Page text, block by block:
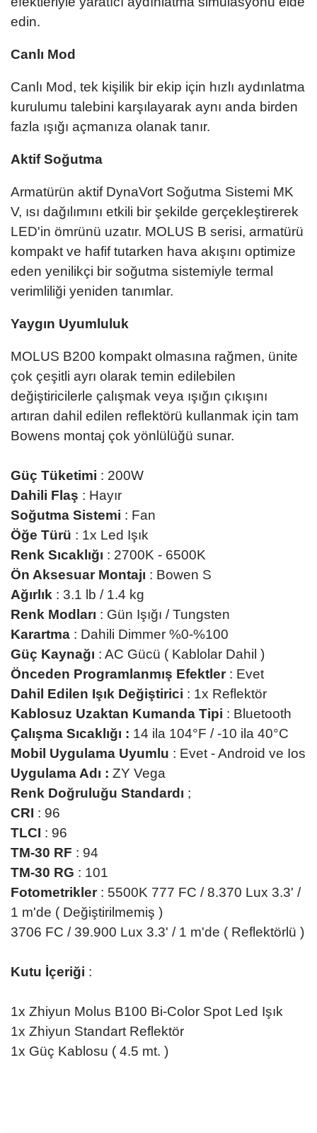
edin.
Canlı Mod
Canlı Mod, tek kişilik bir ekip için hızlı aydınlatma
kurulumu talebini karşılayarak aynı anda birden
fazla ışığı açmanıza olanak tanır.
Aktif Soğutma
Armatürün aktif DynaVort Soğutma Sistemi MK
V, ısı dağılımını etkili bir şekilde gerçekleştirerek
LED'in ömrünü uzatır. MOLUS B serisi, armatürü
kompakt ve hafif tutarken hava akışını optimize
eden yenilikçi bir soğutma sistemiyle termal
verimliliği yeniden tanımlar.
Yaygın Uyumluluk
MOLUS B200 kompakt olmasına rağmen, ünite
çok çeşitli ayrı olarak temin edilebilen
değiştiricilerle çalışmak veya ışığın çıkışını
artıran dahil edilen reflektörü kullanmak için tam
Bowens montaj çok yönlülüğü sunar.
Güç Tüketimi : 200W
Dahili Flaş : Hayır
Soğutma Sistemi : Fan
Öğe Türü : 1x Led Işık
Renk Sıcaklığı : 2700K - 6500K
Ön Aksesuar Montajı : Bowen S
Ağırlık : 3.1 lb / 1.4 kg
Renk Modları : Gün Işığı / Tungsten
Karartma : Dahili Dimmer %0-%100
Güç Kaynağı : AC Gücü ( Kablolar Dahil )
Önceden Programlanmış Efektler: Evet
Dahil Edilen Işık Değiştirici : 1x Reflektör
Kablosuz Uzaktan Kumanda Tipi : Bluetooth
Çalışma Sıcaklığı : 14 ila 104°F / -10 ila 40°C
Mobil Uygulama Uyumlu : Evet - Android ve Ios
Uygulama Adı : ZY Vega
Renk Doğruluğu Standardı ;
CRI : 96
TLCI : 96
TM-30 RF : 94
TM-30 RG : 101
Fotometrikler: 5500K 777 FC / 8.370 Lux 3.3' /
1 m'de ( Değiştirilmemiş )
3706 FC / 39.900 Lux 3.3' / 1 m'de ( Reflektörlü )
Kutu İçeriği :
1x Zhiyun Molus B100 Bi-Color Spot Led Işık
1x Zhiyun Standart Reflektör
1x Güç Kablosu ( 4.5 mt. )